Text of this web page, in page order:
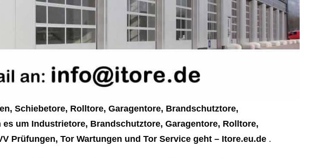
Schiebetore, Rolltore, Garagentore, Brandschutztore,
um Industrietore, Brandschutztore, Garagentore, Rolltore,
Prüfungen, Tor Wartungen und Tor Service geht – Itore.eu.de .